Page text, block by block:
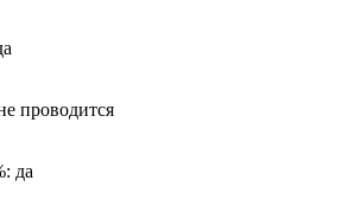
проводится
да